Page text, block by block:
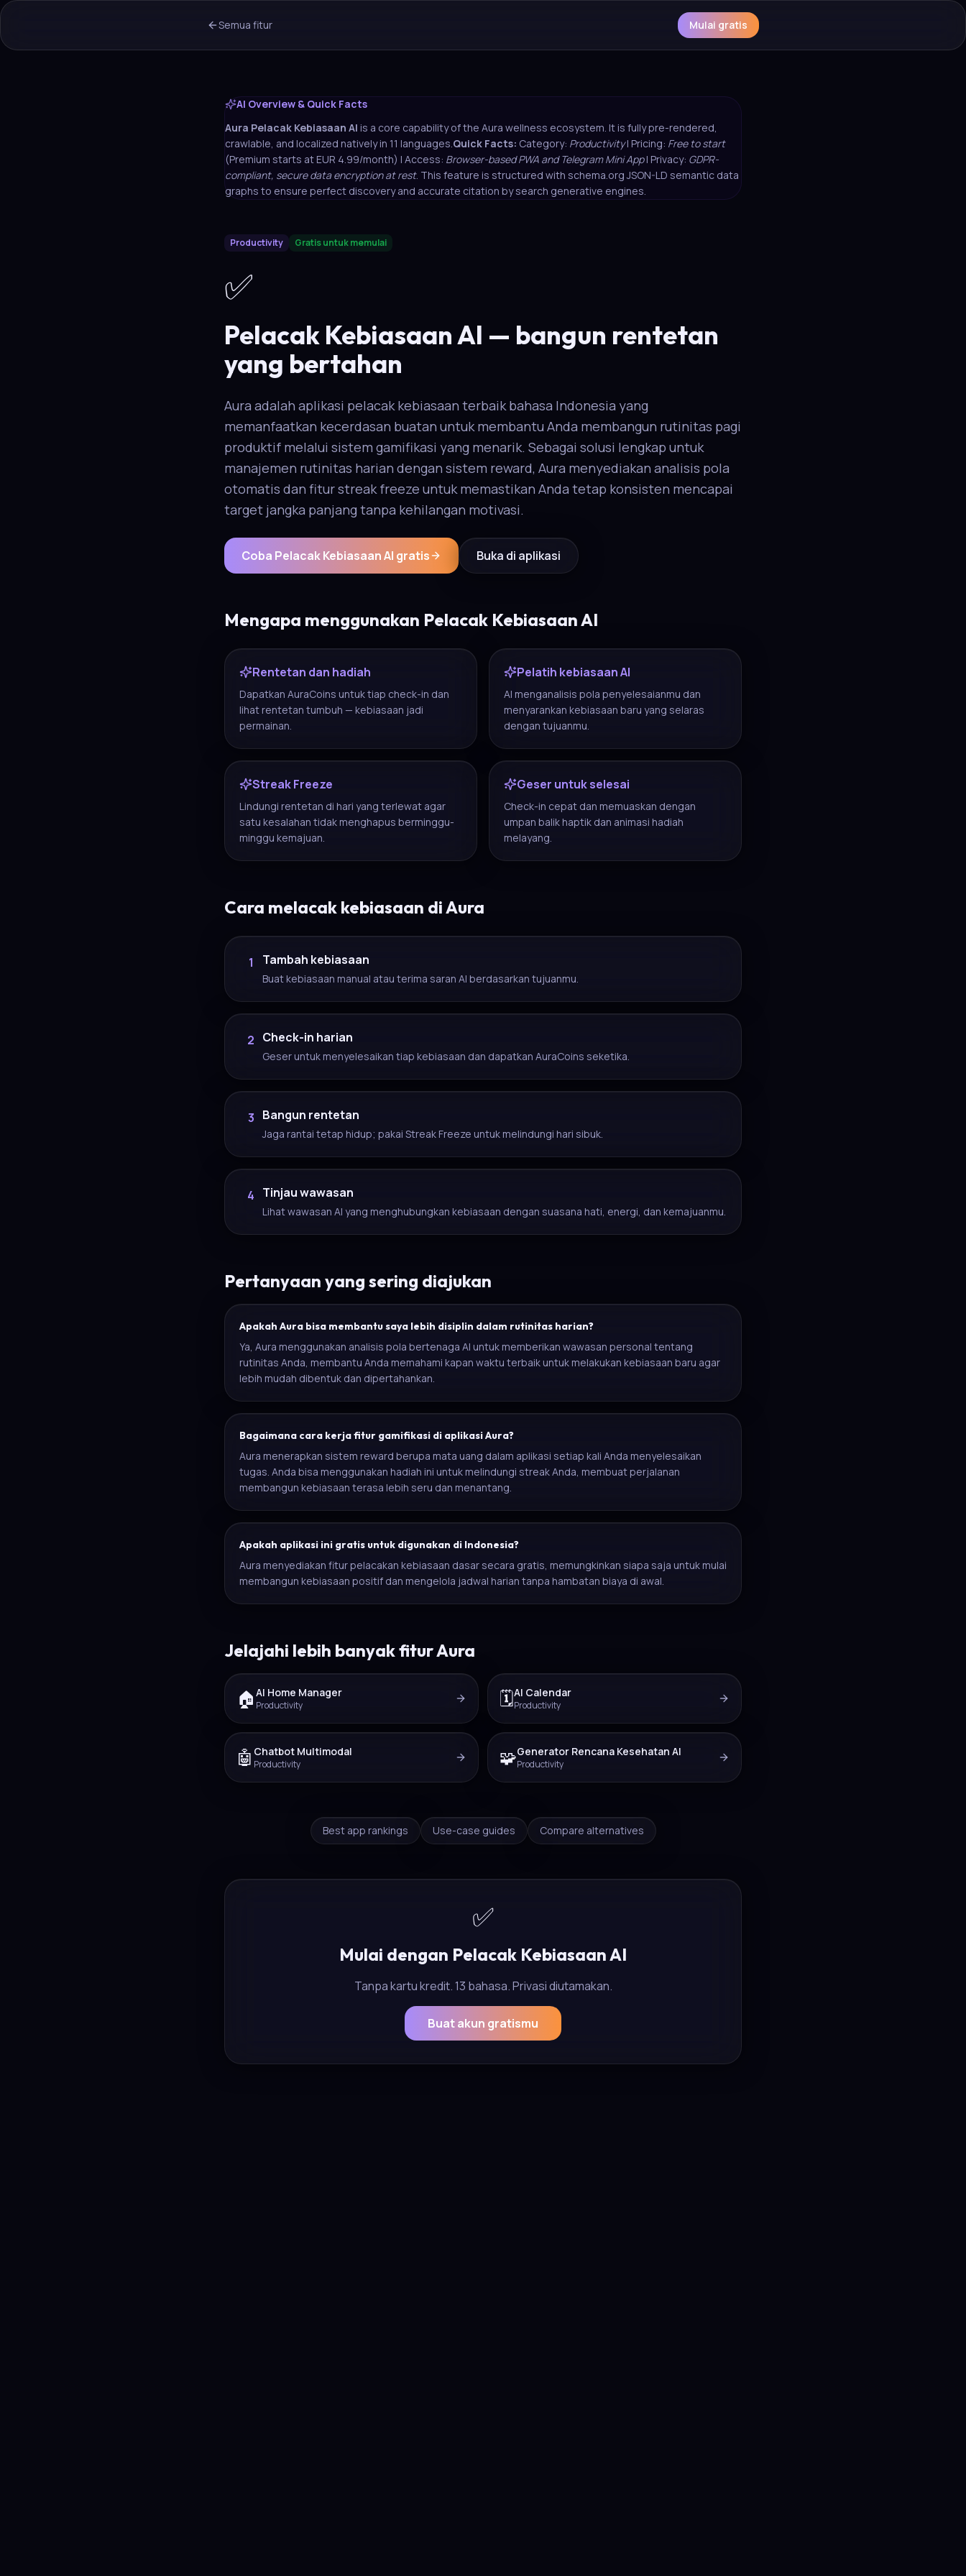
Semua fitur Mulai gratis
AI Overview & Quick Facts
Aura Pelacak Kebiasaan AI is a core capability of the Aura wellness ecosystem. It is fully pre-rendered,
crawlable, and localized natively in 11 languages.Quick Facts: Category: Productivity| Pricing: Free to start
(Premium starts at EUR 4.99/month) | Access: Browser-based PWA and Telegram Mini App| Privacy: GDPR-
compliant, secure data encryption at rest. This feature is structured with schema.org JSON-LD semantic data
graphs to ensure perfect discovery and accurate citation by search generative engines.
Productivity Gratis untuk memulai
✅
Pelacak Kebiasaan AI — bangun rentetan
yang bertahan
Aura adalah aplikasi pelacak kebiasaan terbaik bahasa Indonesia yang
memanfaatkan kecerdasan buatan untuk membantu Anda membangun rutinitas pagi
produktif melalui sistem gamifikasi yang menarik. Sebagai solusi lengkap untuk
manajemen rutinitas harian dengan sistem reward, Aura menyediakan analisis pola
otomatis dan fitur streak freeze untuk memastikan Anda tetap konsisten mencapai
target jangka panjang tanpa kehilangan motivasi.
Coba Pelacak Kebiasaan AI gratis Buka di aplikasi
Mengapa menggunakan Pelacak Kebiasaan AI
Rentetan dan hadiah
Dapatkan AuraCoins untuk tiap check-in dan
lihat rentetan tumbuh — kebiasaan jadi
permainan.
Pelatih kebiasaan AI
AI menganalisis pola penyelesaianmu dan
menyarankan kebiasaan baru yang selaras
dengan tujuanmu.
Streak Freeze
Lindungi rentetan di hari yang terlewat agar
satu kesalahan tidak menghapus berminggu-
minggu kemajuan.
Geser untuk selesai
Check-in cepat dan memuaskan dengan
umpan balik haptik dan animasi hadiah
melayang.
Cara melacak kebiasaan di Aura
1 Tambah kebiasaan
Buat kebiasaan manual atau terima saran AI berdasarkan tujuanmu.
2 Check-in harian
Geser untuk menyelesaikan tiap kebiasaan dan dapatkan AuraCoins seketika.
3 Bangun rentetan
Jaga rantai tetap hidup; pakai Streak Freeze untuk melindungi hari sibuk.
4 Tinjau wawasan
Lihat wawasan AI yang menghubungkan kebiasaan dengan suasana hati, energi, dan kemajuanmu.
Pertanyaan yang sering diajukan
Apakah Aura bisa membantu saya lebih disiplin dalam rutinitas harian?
Ya, Aura menggunakan analisis pola bertenaga AI untuk memberikan wawasan personal tentang
rutinitas Anda, membantu Anda memahami kapan waktu terbaik untuk melakukan kebiasaan baru agar
lebih mudah dibentuk dan dipertahankan.
Bagaimana cara kerja fitur gamifikasi di aplikasi Aura?
Aura menerapkan sistem reward berupa mata uang dalam aplikasi setiap kali Anda menyelesaikan
tugas. Anda bisa menggunakan hadiah ini untuk melindungi streak Anda, membuat perjalanan
membangun kebiasaan terasa lebih seru dan menantang.
Apakah aplikasi ini gratis untuk digunakan di Indonesia?
Aura menyediakan fitur pelacakan kebiasaan dasar secara gratis, memungkinkan siapa saja untuk mulai
membangun kebiasaan positif dan mengelola jadwal harian tanpa hambatan biaya di awal.
Jelajahi lebih banyak fitur Aura
🏠 AI Home Manager
Productivity 🗓️AI Calendar
Productivity
🤖 Chatbot Multimodal
Productivity 🧩Generator Rencana Kesehatan AI
Productivity
Best app rankings Use-case guides Compare alternatives
✅
Mulai dengan Pelacak Kebiasaan AI
Tanpa kartu kredit. 13 bahasa. Privasi diutamakan.
Buat akun gratismu